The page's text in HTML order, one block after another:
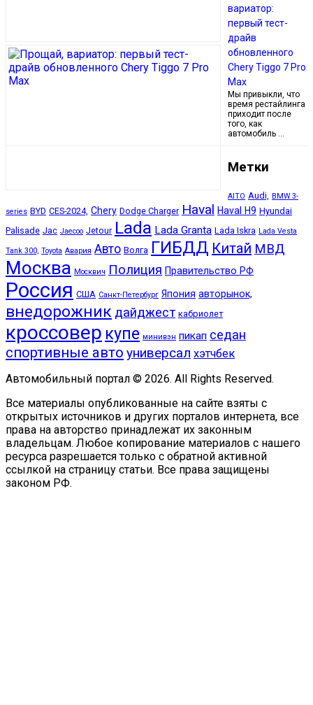
вариатор:
первый тест-
драйв
обновленного
Chery Tiggo 7 Pro
Max
Мы привыкли, что
время рестайлинга
приходит после
того, как
автомобиль …
Метки
AITO Audi,
BMW 3-
series BYD CES-2024, Chery Dodge Charger Haval Haval H9 Hyundai
Palisade Jac Jaecoo Jetour Lada Lada Granta Lada Iskra Lada Vesta
Tank 300, Toyota Авария Авто Волга ГИБДД Китай МВД
Москва Москвич Полиция Правительство РФ
Россия США Санкт-Петербург Япония авторынок,
внедорожник дайджест кабриолет
кроссовер купе минивэн пикап седан
спортивные авто универсал хэтчбек
Автомобильный портал © 2026. All Rights Reserved.
Все материалы опубликованные на сайте взяты с
открытых источников и других порталов интернета, все
права на авторство принадлежат их законным
владельцам. Любое копирование материалов с нашего
ресурса разрешается только с обратной активной
ссылкой на страницу статьи. Все права защищены
законом РФ.